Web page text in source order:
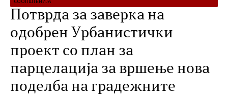
СООПШТЕНИЈА
Потврда за заверка на
одобрен Урбанистички
проект со план за
парцелација за вршење нова
поделба на градежните